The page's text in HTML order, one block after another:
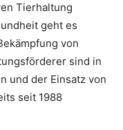
Tierhaltung
geht es
von
sind in
und der Einsatz von
seit 1988